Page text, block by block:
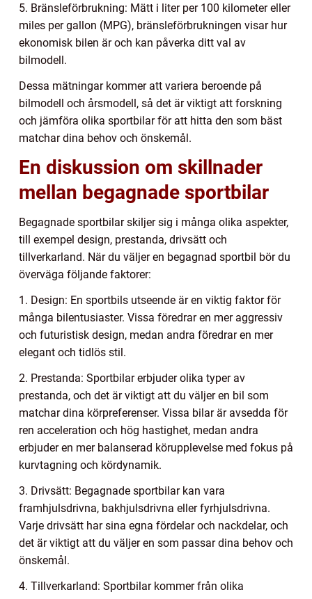
5. Bränsleförbrukning: Mätt i liter per 100 kilometer eller
miles per gallon (MPG), bränsleförbrukningen visar hur
ekonomisk bilen är och kan påverka ditt val av
bilmodell.
Dessa mätningar kommer att variera beroende på
bilmodell och årsmodell, så det är viktigt att forskning
och jämföra olika sportbilar för att hitta den som bäst
matchar dina behov och önskemål.
En diskussion om skillnader
mellan begagnade sportbilar
Begagnade sportbilar skiljer sig i många olika aspekter,
till exempel design, prestanda, drivsätt och
tillverkarland. När du väljer en begagnad sportbil bör du
överväga följande faktorer:
1. Design: En sportbils utseende är en viktig faktor för
många bilentusiaster. Vissa föredrar en mer aggressiv
och futuristisk design, medan andra föredrar en mer
elegant och tidlös stil.
2. Prestanda: Sportbilar erbjuder olika typer av
prestanda, och det är viktigt att du väljer en bil som
matchar dina körpreferenser. Vissa bilar är avsedda för
ren acceleration och hög hastighet, medan andra
erbjuder en mer balanserad körupplevelse med fokus på
kurvtagning och kördynamik.
3. Drivsätt: Begagnade sportbilar kan vara
framhjulsdrivna, bakhjulsdrivna eller fyrhjulsdrivna.
Varje drivsätt har sina egna fördelar och nackdelar, och
det är viktigt att du väljer en som passar dina behov och
önskemål.
4. Tillverkarland: Sportbilar kommer från olika